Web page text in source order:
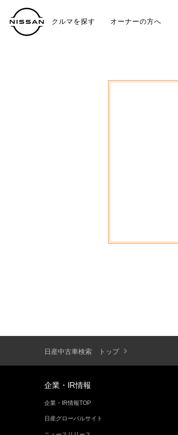
クルマを探す オーナーの方へ
日産中古車検索 トップ
企業・IR情報
企業・IR情報TOP
日産グローバルサイト